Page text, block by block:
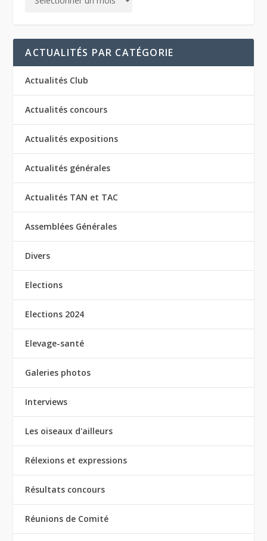
ACTUALITÉS PAR CATÉGORIE
Actualités Club
Actualités concours
Actualités expositions
Actualités générales
Actualités TAN et TAC
Assemblées Générales
Divers
Elections
Elections 2024
Elevage-santé
Galeries photos
Interviews
Les oiseaux d'ailleurs
Rélexions et expressions
Résultats concours
Réunions de Comité